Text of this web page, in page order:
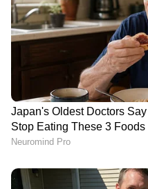
RECOMMENDED STORIES